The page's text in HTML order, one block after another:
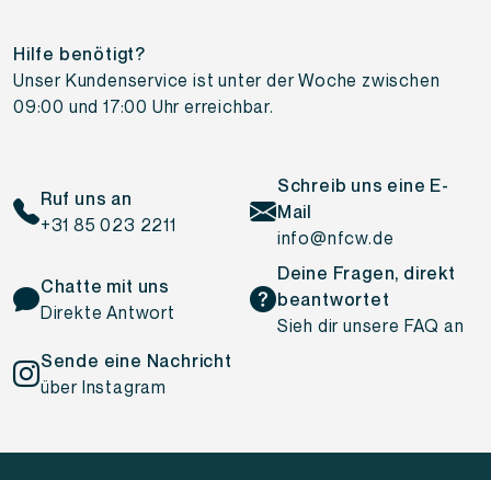
Hilfe benötigt?
Unser Kundenservice ist unter der Woche zwischen
09:00 und 17:00 Uhr erreichbar.
Ruf uns an
+31 85 023 2211
Schreib uns eine E-
Mail
info@nfcw.de
Chatte mit uns
Direkte Antwort
Deine Fragen, direkt
beantwortet
Sieh dir unsere FAQ an
Sende eine Nachricht
über Instagram